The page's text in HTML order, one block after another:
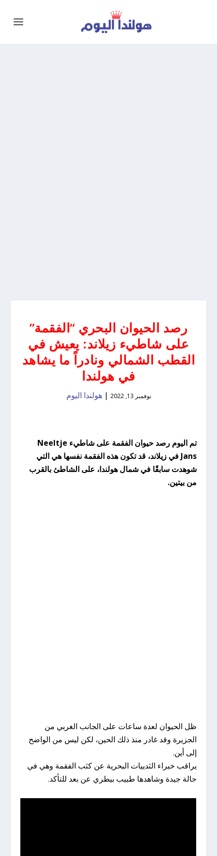
رصد الحيوان البحري “الفقمة”
على شاطيء زيلاند: يعيش في
القطب الشمالي ونادراً ما يشاهد
في هولندا
نوفمبر 13, 2022 |هولندا اليوم
تم اليوم رصد حيوان الفقمة على شاطيء Neeltje
Jans في زيلاند، قد تكون هذه الفقمة نفسها هي التي
شوهدت سابقًا في شمال هولندا، على الشاطئ بالقرب
من بيتين.
ظل الحيوان لعدة ساعات على الجانب الغربي من
الجزيرة وقد غادر منذ ذلك الحين، لكن ليس من الواضح
إلى أين.
يراقب خبراء الثدييات البحرية عن كثب الفقمة وهي في
حالة جيدة وشاهدها طبيب بيطري عن بعد للتأكد.